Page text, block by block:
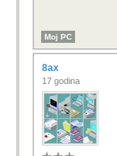
Moj PC
8ax
17 godina